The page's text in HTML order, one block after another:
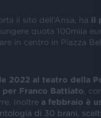
il sito dell’Ansa, ha il
quota 100mila
in centro in Piazza
2022 al teatro della
Franco Battiato ,
Inoltre a febbraio è
di 30 brani,